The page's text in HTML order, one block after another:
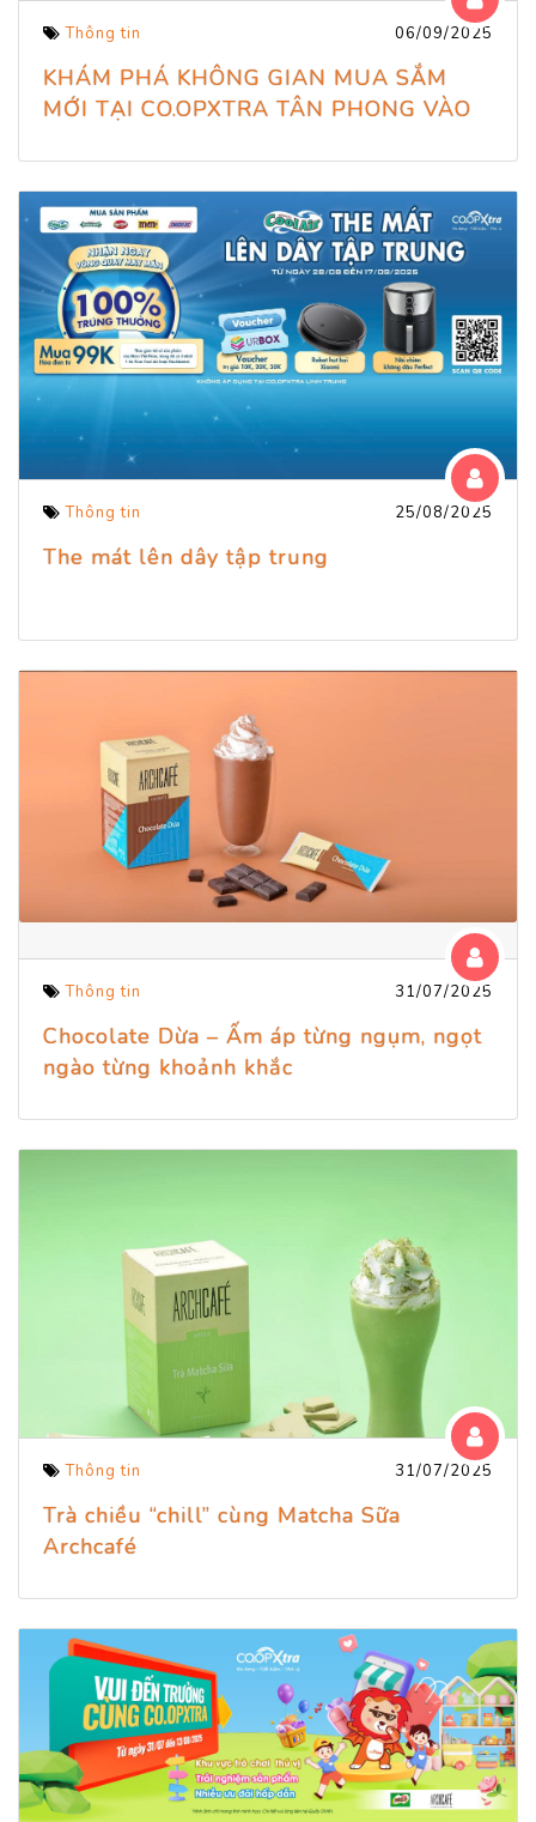
Thông tin 06/09/2025
KHÁM PHÁ KHÔNG GIAN MUA SẮM
MỚI TẠI CO.OPXTRA TÂN PHONG VÀO
Thông tin 25/08/2025
The mát lên dây tập trung
Thông tin 31/07/2025
Chocolate Dừa – Ấm áp từng ngụm, ngọt
ngào từng khoảnh khắc
Thông tin 31/07/2025
Trà chiều “chill” cùng Matcha Sữa
Archcafé